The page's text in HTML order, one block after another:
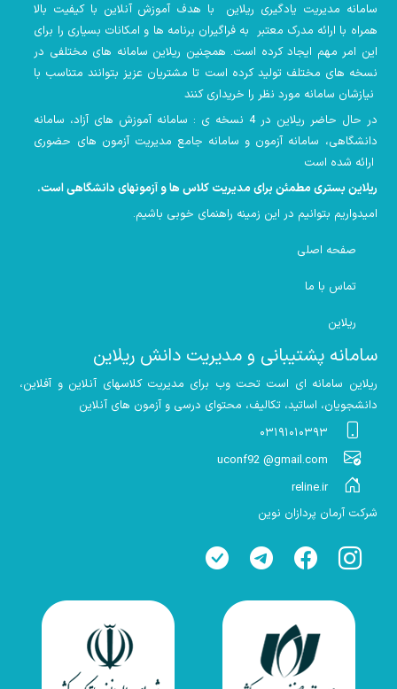
سامانه مدیریت یادگیری ریلاین با هدف آموزش آنلاین با کیفیت بالا
همراه با ارائه مدرک معتبر به فراگیران برنامه ها و امکانات بسیاری را برای
این امر مهم ایجاد کرده است. همچنین ریلاین سامانه های مختلفی در
نسخه های مختلف تولید کرده است تا مشتریان عزیز بتوانند متناسب با
در حال حاضر ریلاین در 4 نسخه ی : سامانه آموزش های آزاد، سامانه
دانشگاهی، سامانه آزمون و سامانه جامع مدیریت آزمون های حضوری
ریلاین بستری مطمئن برای مدیریت کلاس ها و آزمونهای دانشگاهی است.
امیدواریم بتوانیم در این زمینه راهنمای خوبی باشیم.
صفحه اصلی
تماس با ما
ریلاین
سامانه پشتیبانی و مدیریت دانش ریلاین
ریلاین سامانه ای است تحت وب برای مدیریت کلاسهای آنلاین و آفلاین،
دانشجویان، اساتید، تکالیف، محتوای درسی و آزمون های آنلاین
۰۳۱۹۱۰۱۰۳۹۳
uconf92 @gmail.com
reline.ir
شرکت آرمان پردازان نوین